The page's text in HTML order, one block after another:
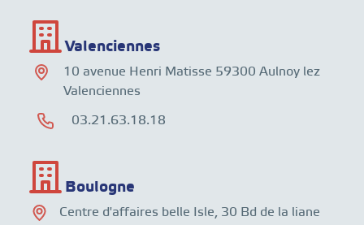
Valenciennes
10 avenue Henri Matisse 59300 Aulnoy lez
Valenciennes
03.21.63.18.18
Boulogne
Centre d'affaires belle Isle, 30 Bd de la liane